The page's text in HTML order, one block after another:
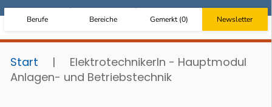
Berufe Bereiche Gemerkt(0) Newsletter
Start |
ElektrotechnikerIn - Hauptmodul
Anlagen- und Betriebstechnik